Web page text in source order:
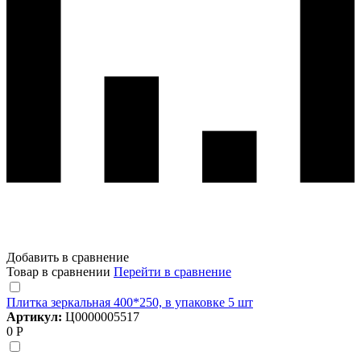
Добавить в сравнение
Товар в сравнении Перейти в сравнение
Плитка зеркальная 400*250, в упаковке 5 шт
Артикул: Ц0000005517
0 Р